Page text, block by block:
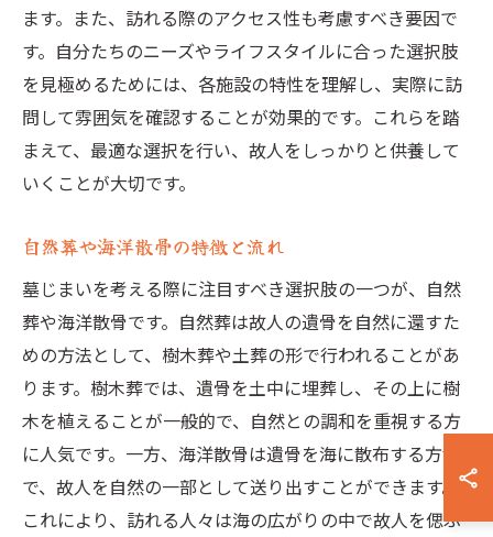
ます。また、訪れる際のアクセス性も考慮すべき要因で
す。自分たちのニーズやライフスタイルに合った選択肢
を見極めるためには、各施設の特性を理解し、実際に訪
問して雰囲気を確認することが効果的です。これらを踏
まえて、最適な選択を行い、故人をしっかりと供養して
いくことが大切です。
自然葬や海洋散骨の特徴と流れ
墓じまいを考える際に注目すべき選択肢の一つが、自然
葬や海洋散骨です。自然葬は故人の遺骨を自然に還すた
めの方法として、樹木葬や土葬の形で行われることがあ
ります。樹木葬では、遺骨を土中に埋葬し、その上に樹
木を植えることが一般的で、自然との調和を重視する方
に人気です。一方、海洋散骨は遺骨を海に散布する方法
で、故人を自然の一部として送り出すことができます。
これにより、訪れる人々は海の広がりの中で故人を偲ぶ